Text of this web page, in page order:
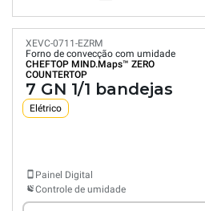
XEVC-0711-EZRM
Forno de convecção com umidade
CHEFTOP MIND.Maps™ ZERO
COUNTERTOP
7 GN 1/1 bandejas
Elétrico
Painel Digital
Controle de umidade